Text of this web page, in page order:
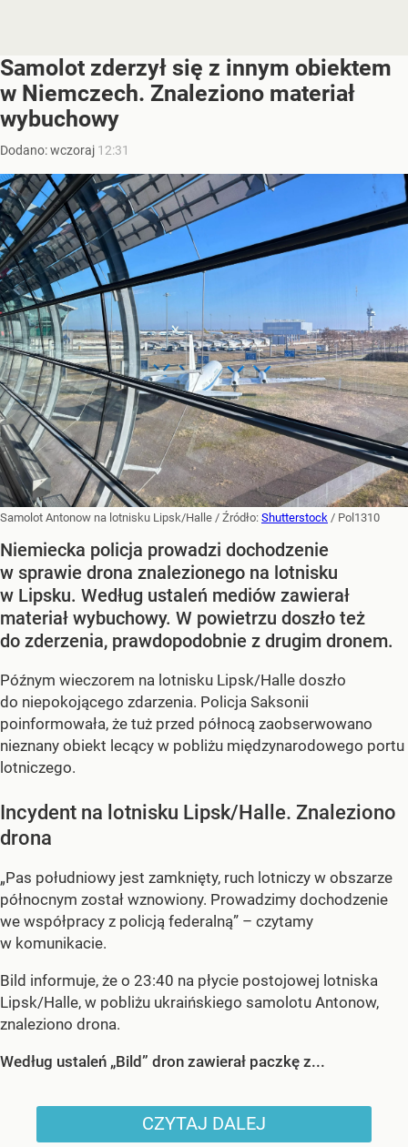
Samolot zderzył się z innym obiektem
w Niemczech. Znaleziono materiał
wybuchowy
Dodano:wczoraj 12:31
Samolot Antonow na lotnisku Lipsk/Halle / Źródło: Shutterstock / Pol1310
Niemiecka policja prowadzi dochodzenie
w sprawie drona znalezionego na lotnisku
w Lipsku. Według ustaleń mediów zawierał
materiał wybuchowy. W powietrzu doszło też
do zderzenia, prawdopodobnie z drugim dronem.
Późnym wieczorem na lotnisku Lipsk/Halle doszło
do niepokojącego zdarzenia. Policja Saksonii
poinformowała, że tuż przed północą zaobserwowano
nieznany obiekt lecący w pobliżu międzynarodowego portu
lotniczego.
Incydent na lotnisku Lipsk/Halle. Znaleziono
drona
„Pas południowy jest zamknięty, ruch lotniczy w obszarze
północnym został wznowiony. Prowadzimy dochodzenie
we współpracy z policją federalną” – czytamy
w komunikacie.
Bild informuje, że o 23:40 na płycie postojowej lotniska
Lipsk/Halle, w pobliżu ukraińskiego samolotu Antonow,
znaleziono drona.
Według ustaleń „Bild” dron zawierał paczkę z...
CZYTAJ DALEJ